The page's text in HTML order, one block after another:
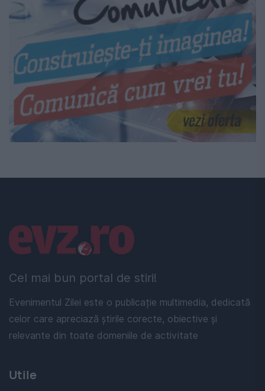
Cel mai bun portal de stiri!
Evenimentul Zilei este o publicație multimedia, dedicată
celor care apreciază știrile corecte, obiective și
relevante din toate domeniile de activitate
Linkuri utile
Utile